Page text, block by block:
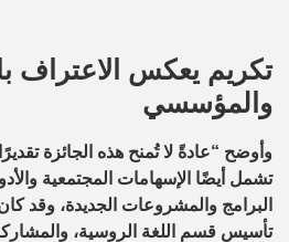
تكريم يعكس الاعتراف
والمؤسسي
وأوضح “عادةً لا تُمنح هذه الجائزة
تشمل أيضًا الإسهامات المجتمعية
البرامج والمشروعات الجديدة، وقد
تأسيس قسم اللغة الروسية،